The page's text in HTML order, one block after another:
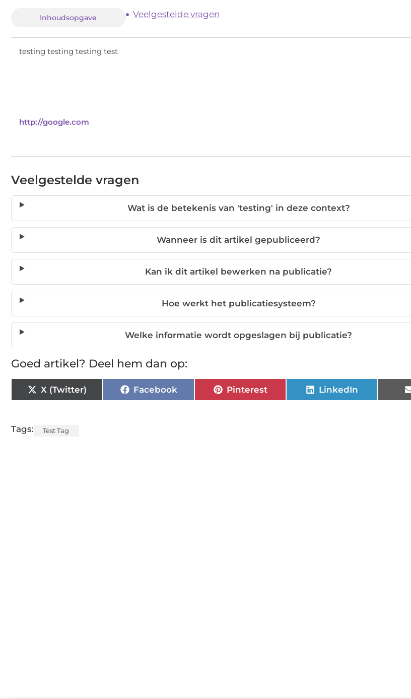
Inhoudsopgave Veelgestelde vragen
testing testing testing test
http://google.com
Veelgestelde vragen
Wat is de betekenis van 'testing' in deze context?
Wanneer is dit artikel gepubliceerd?
Kan ik dit artikel bewerken na publicatie?
Hoe werkt het publicatiesysteem?
Welke informatie wordt opgeslagen bij publicatie?
Goed artikel? Deel hem dan op:
X (Twitter) Facebook Pinterest LinkedIn
Tags: Test Tag